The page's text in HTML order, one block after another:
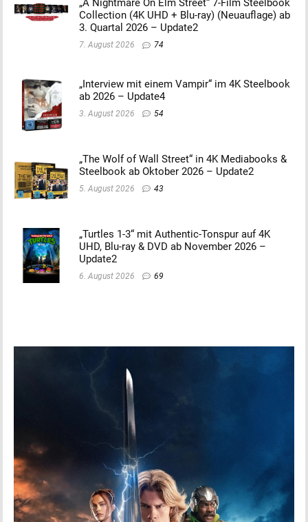
„A Nightmare On Elm Street“ 7-Film Steelbook
Collection (4K UHD + Blu-ray) (Neuauflage) ab
3. Quartal 2026 – Update2
7. August 2026 74
„Interview mit einem Vampir“ im 4K Steelbook
ab 2026 – Update4
3. August 2026 54
„The Wolf of Wall Street“ in 4K Mediabooks &
Steelbook ab Oktober 2026 – Update2
5. August 2026 43
„Turtles 1-3“ mit Authentic-Tonspur auf 4K
UHD, Blu-ray & DVD ab November 2026 –
Update2
6. August 2026 69